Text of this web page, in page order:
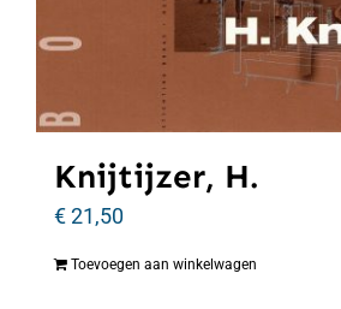
Knijtijzer, H.
€21,50
Toevoegen aan winkelwagen